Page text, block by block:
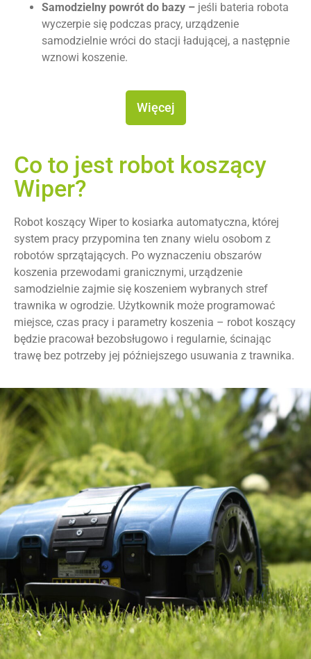
Samodzielny powrót do bazy – jeśli bateria robota
wyczerpie się podczas pracy, urządzenie
samodzielnie wróci do stacji ładującej, a następnie
wznowi koszenie.
Więcej
Co to jest robot koszący
Wiper?
Robot koszący Wiper to kosiarka automatyczna, której
system pracy przypomina ten znany wielu osobom z
robotów sprzątających. Po wyznaczeniu obszarów
koszenia przewodami granicznymi, urządzenie
samodzielnie zajmie się koszeniem wybranych stref
trawnika w ogrodzie. Użytkownik może programować
miejsce, czas pracy i parametry koszenia – robot koszący
będzie pracował bezobsługowo i regularnie, ścinając
trawę bez potrzeby jej późniejszego usuwania z trawnika.